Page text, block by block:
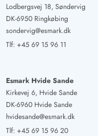
Lodbergsvej 18, Søndervig
DK-6950 Ringkøbing
sondervig@esmark.dk
Tlf: +45 69 15 96 11
Esmark Hvide Sande
Kirkevej 6, Hvide Sande
DK-6960 Hvide Sande
hvidesande@esmark.dk
Tlf: +45 69 15 96 20